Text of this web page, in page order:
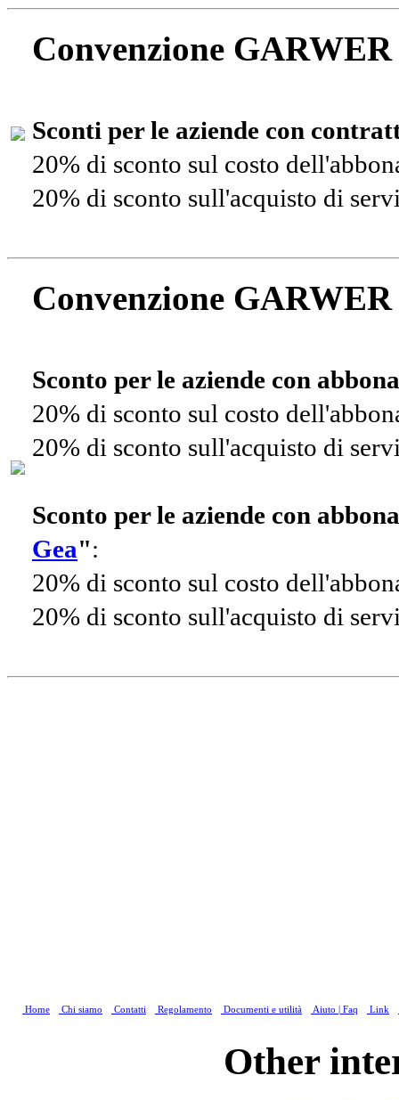
Convenzione
Sconti per le aziende con
20% di sconto sul costo
20% di sconto sull'acquisto di
Convenzione
Sconto per le aziende con
20% di sconto sul costo
20% di sconto sull'acquisto di
Sconto per le aziende con
Gea":
20% di sconto sul costo
20% di sconto sull'acquisto di
Home Chi siamo Contatti Regolamento Documenti e utilità Aiuto | Faq Link
Other